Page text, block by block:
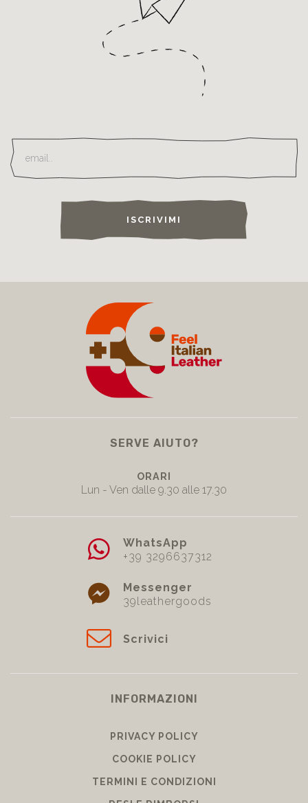
ISCRIVIMI
SERVE AIUTO?
ORARI
Lun - Ven dalle 9.30 alle 17.30
WhatsApp
+39 3296637312
Messenger
39leathergoods
Scrivici
INFORMAZIONI
PRIVACY POLICY
COOKIE POLICY
TERMINI E CONDIZIONI